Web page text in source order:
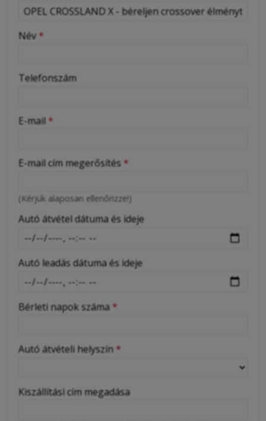
-
-
-
-
-
-
Név *
Telefonszám
E-mail *
E-mail cím megerősítés *
(Kérjük alaposan ellenőrizze!)
Autó átvétel dátuma és ideje
Autó leadás dátuma és ideje
Bérleti napok száma *
Autó átvételi helyszín *
Kiszállítási cím megadása